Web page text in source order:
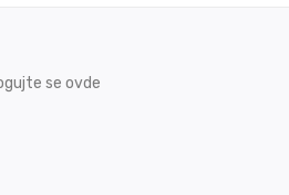
se ovde